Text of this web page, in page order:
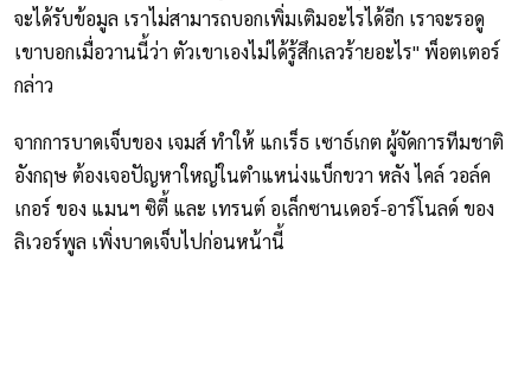
จะได้รับข้อมูล เราไม่สามารถบอกเพิ่มเติมอะไรได้อีก เราจะรอดู
เขาบอกเมื่อวานนี้ว่า ตัวเขาเองไม่ได้รู้สึกเลวร้ายอะไร" พ็อตเตอร์
กล่าว
จากการบาดเจ็บของ เจมส์ ทำให้ แกเร็ธ เซาธ์เกต ผู้จัดการทีมชาติ
อังกฤษ ต้องเจอปัญหาใหญ่ในตำแหน่งแบ็กขวา หลัง ไคล์ วอล์ค
เกอร์ ของ แมนฯ ซิตี้ และ เทรนต์ อเล็กซานเดอร์-อาร์โนลด์ ของ
ลิเวอร์พูล เพิ่งบาดเจ็บไปก่อนหน้านี้